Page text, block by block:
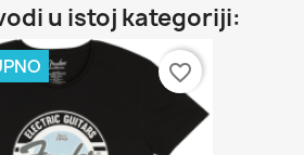
u istoj kategoriji:
favorite_border